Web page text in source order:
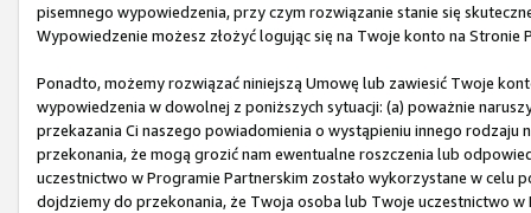
pisemnego wypowiedzenia, przy czym rozwiązanie stanie się
Wypowiedzenie możesz złożyć logując się na Twoje konto na
Ponadto, możemy rozwiązać niniejszą Umowę lub zawiesić Twoje
wypowiedzenia w dowolnej z poniższych sytuacji: (a) poważnie
przekazania Ci naszego powiadomienia o wystąpieniu innego
przekonania, że mogą grozić nam ewentualne roszczenia lub
uczestnictwo w Programie Partnerskim zostało wykorzystane w celu
dojdziemy do przekonania, że Twoja osoba lub Twoje uczestnictwo